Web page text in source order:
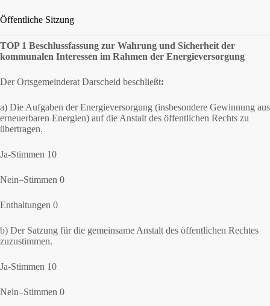
Öffentliche Sitzung
TOP 1 Beschlussfassung zur Wahrung und Sicherheit der
kommunalen Interessen im Rahmen der Energieversorgung
Der Ortsgemeinderat Darscheid beschließt:
a) Die Aufgaben der Energieversorgung (insbesondere Gewinnung aus
erneuerbaren Energien) auf die Anstalt des öffentlichen Rechts zu
übertragen.
Ja-Stimmen 10
Nein–Stimmen 0
Enthaltungen 0
b) Der Satzung für die gemeinsame Anstalt des öffentlichen Rechtes
zuzustimmen.
Ja-Stimmen 10
Nein–Stimmen 0